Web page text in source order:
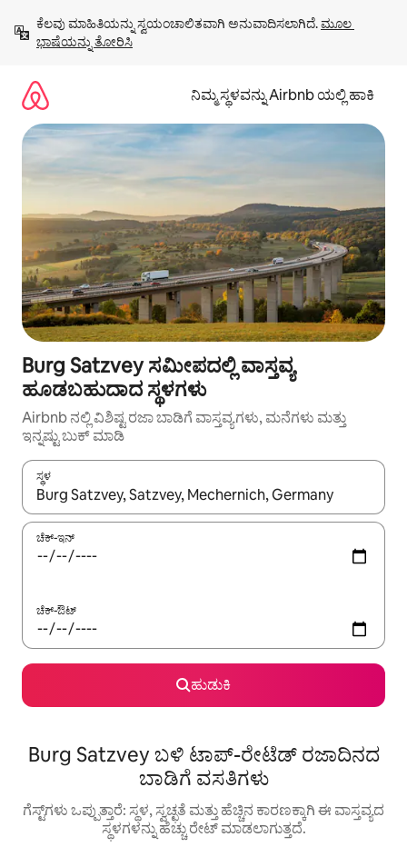
ಹೋಗಿ
ಕೆಲವು ಮಾಹಿತಿಯನ್ನು ಸ್ವಯಂಚಾಲಿತವಾಗಿ ಅನುವಾದಿಸಲಾಗಿದೆ. ಮೂಲ
ಭಾಷೆಯನ್ನು ತೋರಿಸಿ
ನಿಮ್ಮ ಸ್ಥಳವನ್ನು Airbnb ಯಲ್ಲಿ ಹಾಕಿ
Burg Satzvey ಸಮೀಪದಲ್ಲಿ ವಾಸ್ತವ್ಯ
ಹೂಡಬಹುದಾದ ಸ್ಥಳಗಳು
Airbnb ನಲ್ಲಿ ವಿಶಿಷ್ಟ ರಜಾ ಬಾಡಿಗೆ ವಾಸ್ತವ್ಯಗಳು, ಮನೆಗಳು ಮತ್ತು
ಇನ್ನಷ್ಟು ಬುಕ್ ಮಾಡಿ
ಸ್ಥಳ
ಫಲಿತಾಂಶಗಳು ಲಭ್ಯವಿರುವಾಗ, ಅಪ್ ಮತ್ತು ಡೌನ್ ಬಾಣದ ಕೀಲಿಗಳೊಂದಿಗೆ
ಚೆಕ್-ಇನ್
ಚೆಕ್-ಔಟ್
ಹುಡುಕಿ
Burg Satzvey ಬಳಿ ಟಾಪ್-ರೇಟೆಡ್ ರಜಾದಿನದ
ಬಾಡಿಗೆ ವಸತಿಗಳು
ಗೆಸ್ಟ್‌ಗಳು ಒಪ್ಪುತ್ತಾರೆ: ಸ್ಥಳ, ಸ್ವಚ್ಛತೆ ಮತ್ತು ಹೆಚ್ಚಿನ ಕಾರಣಕ್ಕಾಗಿ ಈ ವಾಸ್ತವ್ಯದ
ಸ್ಥಳಗಳನ್ನು ಹೆಚ್ಚು ರೇಟ್ ಮಾಡಲಾಗುತ್ತದೆ.